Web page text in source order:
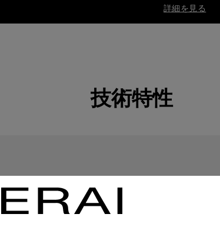
詳細を見る
ギフト包装
技術特性